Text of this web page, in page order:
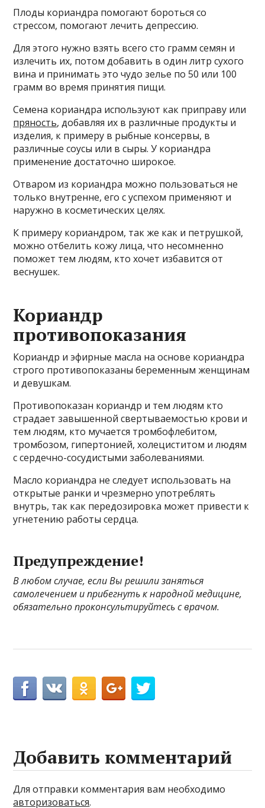
Плоды кориандра помогают бороться со
стрессом, помогают лечить депрессию.
Для этого нужно взять всего сто грамм семян и
излечить их, потом добавить в один литр сухого
вина и принимать это чудо зелье по 50 или 100
грамм во время принятия пищи.
Семена кориандра используют как приправу или
пряность, добавляя их в различные продукты и
изделия, к примеру в рыбные консервы, в
различные соусы или в сыры. У кориандра
применение достаточно широкое.
Отваром из кориандра можно пользоваться не
только внутренне, его с успехом применяют и
наружно в косметических целях.
К примеру кориандром, так же как и петрушкой,
можно отбелить кожу лица, что несомненно
поможет тем людям, кто хочет избавится от
веснушек.
Кориандр
противопоказания
Кориандр и эфирные масла на основе кориандра
строго противопоказаны беременным женщинам
и девушкам.
Противопоказан кориандр и тем людям кто
страдает завышенной свертываемостью крови и
тем людям, кто мучается тромбофлебитом,
тромбозом, гипертонией, холециститом и людям
с сердечно-сосудистыми заболеваниями.
Масло кориандра не следует использовать на
открытые ранки и чрезмерно употреблять
внутрь, так как передозировка может привести к
угнетению работы сердца.
Предупреждение!
В любом случае, если Вы решили заняться
самолечением и прибегнуть к народной медицине,
обязательно проконсультируйтесь с врачом.
Добавить комментарий
Для отправки комментария вам необходимо
авторизоваться.